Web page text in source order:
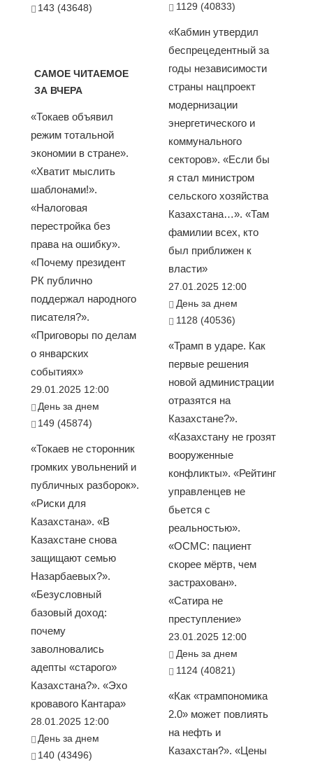
143 (43648)
САМОЕ ЧИТАЕМОЕ
ЗА ВЧЕРА
«Токаев объявил
режим тотальной
экономии в стране».
«Хватит мыслить
шаблонами!».
«Налоговая
перестройка без
права на ошибку».
«Почему президент
РК публично
поддержал народного
писателя?».
«Приговоры по делам
о январских
событиях»
29.01.2025 12:00
День за днем
149 (45874)
«Токаев не сторонник
громких увольнений и
публичных разборок».
«Риски для
Казахстана». «В
Казахстане снова
защищают семью
Назарбаевых?».
«Безусловный
базовый доход:
почему
заволновались
адепты «старого»
Казахстана?». «Эхо
кровавого Кантара»
28.01.2025 12:00
День за днем
140 (43496)
1129 (40833)
«Кабмин утвердил
беспрецедентный за
годы независимости
страны нацпроект
модернизации
энергетического и
коммунального
секторов». «Если бы
я стал министром
сельского хозяйства
Казахстана…». «Там
фамилии всех, кто
был приближен к
власти»
27.01.2025 12:00
День за днем
1128 (40536)
«Трамп в ударе. Как
первые решения
новой администрации
отразятся на
Казахстане?».
«Казахстану не грозят
вооруженные
конфликты». «Рейтинг
управленцев не
бьется с
реальностью».
«ОСМС: пациент
скорее мёртв, чем
застрахован».
«Сатира не
преступление»
23.01.2025 12:00
День за днем
1124 (40821)
«Как «трампономика
2.0» может повлиять
на нефть и
Казахстан?». «Цены